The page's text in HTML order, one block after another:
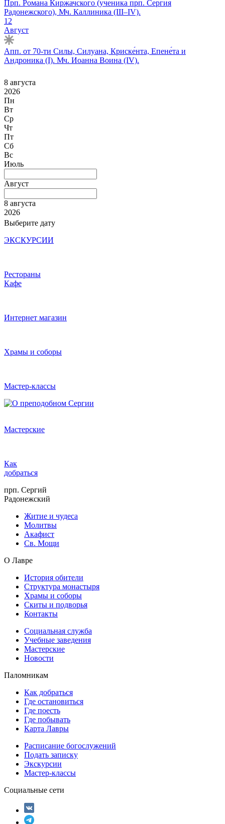
Прп. Романа Киржачского (ученика прп. Сергия
Радонежского), Мч. Каллиника (III–IV).
12
Август
Апп. от 70-ти Силы, Силуана, Криске́нта, Епене́та и
Андроника (I). Мч. Иоанна Воина (IV).
8 августа
2026
Пн
Вт
Ср
Чт
Пт
Сб
Вс
Июль
Август
8 августа
2026
Выберите дату
ЭКСКУРСИИ
Рестораны
Кафе
Интернет магазин
Храмы и соборы
Мастер-классы
Мастерские
Как
добраться
прп. Сергий
Радонежский
Житие и чудеса
Молитвы
Акафист
Св. Мощи
О Лавре
История обители
Структура монастыря
Храмы и соборы
Скиты и подворья
Контакты
Социальная служба
Учебные заведения
Мастерские
Новости
Паломникам
Как добраться
Где остановиться
Где поесть
Где побывать
Карта Лавры
Расписание богослужений
Подать записку
Экскурсии
Мастер-классы
Социальные сети